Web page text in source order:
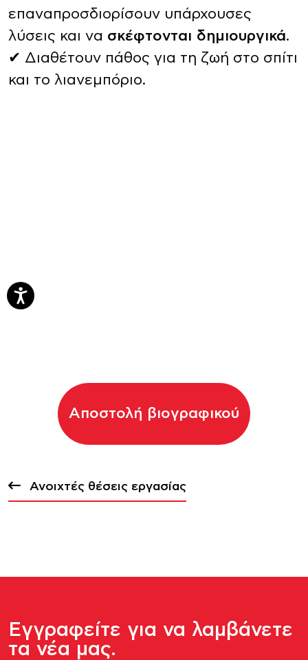
επαναπροσδιορίσουν υπάρχουσες
λύσεις και να σκέφτονται δημιουργικά.
✔ Διαθέτουν πάθος για τη ζωή στο σπίτι
και το λιανεμπόριο.
Αποστολή βιογραφικού
Ανοιχτές θέσεις εργασίας
Εγγραφείτε για να λαμβάνετε
τα νέα μας.